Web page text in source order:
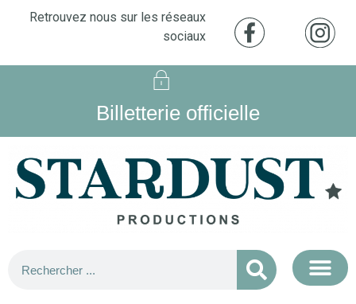
Retrouvez nous sur les réseaux
sociaux
Billetterie officielle